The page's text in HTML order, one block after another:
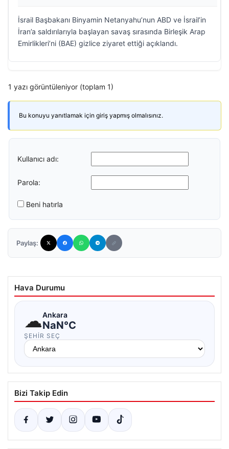
İsrail Başbakanı Binyamin Netanyahu’nun ABD ve İsrail’in
İran’a saldırılarıyla başlayan savaş sırasında Birleşik Arap
Emirlikleri’ni (BAE) gizlice ziyaret ettiği açıklandı.
1 yazı görüntüleniyor (toplam 1)
Bu konuyu yanıtlamak için giriş yapmış olmalısınız.
Kullanıcı adı:
Parola:
Beni hatırla
Paylaş:
Hava Durumu
☁Ankara
NaN°C
ŞEHIR SEÇ
Bizi Takip Edin